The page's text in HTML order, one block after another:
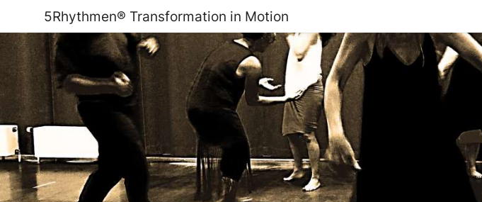
5Rhythmen® Transformation in Motion